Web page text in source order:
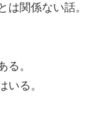
関係ない話。
る。
いる。